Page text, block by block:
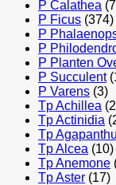
P Calathea
P Ficus (374)
P
P
P Planten
P Succulent
P Varens (3)
Tp Achillea
Tp Actinidia
Tp
Tp Alcea (10)
Tp Anemone
Tp Aster (17)